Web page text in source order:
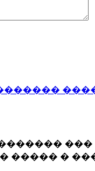
����� �